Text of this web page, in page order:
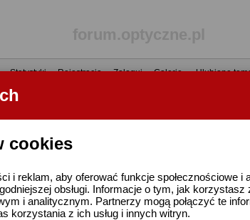
cookies
i reklam, aby oferować funkcje społecznościowe i
obsługi. Informacje o tym, jak korzystasz
i analitycznym. Partnerzy mogą połączyć te
korzystania z ich usług i innych witryn.
Statystyki•Rejestracja•Zaloguj•Galerie• Ulubione